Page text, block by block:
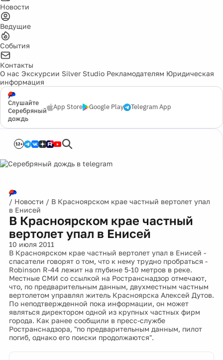
Новости
Ведущие
События
Контакты
О нас Экскурсии Silver Studio Рекламодателям Юридическая
информация
Слушайте
Серебряный
дождь
App Store Google Play Telegram App
12+
/ Новости / В Красноярском крае частный вертолет упал
в Енисей
В Красноярском крае частный
вертолет упал в Енисей
10 июля 2011
В Красноярском крае частный вертолет упал в Енисей -
спасатели говорят о том, что к нему трудно пробраться -
Robinson R-44 лежит на глубине 5-10 метров в реке.
Местные СМИ со ссылкой на Ространснадзор отмечают,
что, по предварительным данным, двухместным частным
вертолетом управлял житель Красноярска Алексей Дутов.
По неподтвержденной пока информации, он может
являться директором одной из крупных частных фирм
города. Как ранее сообщили в пресс-службе
Ространснадзора, "по предварительным данным, пилот
погиб, однако его поиски продолжаются".